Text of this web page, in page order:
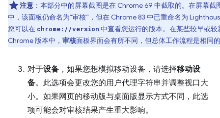
注意 ：本部分中的屏幕截图是在 Chrome 69 中截取的。在屏幕截
中，该面板仍命名为“审核”，但在 Chrome 83 中已重命名为
您可以在 chrome://version 中查看您运行的版本。 在某些较早或较
Chrome 版本中， 审核面板界面会有所不同，但总体工作流程是相同
对于设备 ，如果您想模拟移动设备，请选择移动设
备。此选项会更改您的用户代理字符串并调整视口大
小。如果网页的移动版与桌面版显示方式不同，此选
项可能会对审核结果产生重大影响。